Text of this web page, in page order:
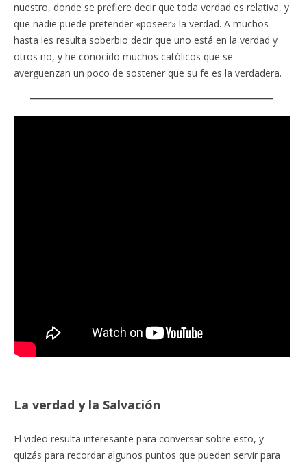
nuestro, donde se prefiere decir que toda verdad es relativa, y
que nadie puede pretender «poseer» la verdad. A muchos
hasta les resulta soberbio decir que uno está en la verdad y
otros no, y he conocido muchos católicos que se
avergüenzan un poco de sostener que su fe es la verdadera.
La verdad y la Salvación
El video resulta interesante para conversar sobre esto, y
quizás para recordar algunos puntos que pueden servir para